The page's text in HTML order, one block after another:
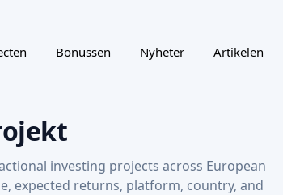
Bonussen Nyheter Artikelen
investing projects across European
expected returns, platform, country, and